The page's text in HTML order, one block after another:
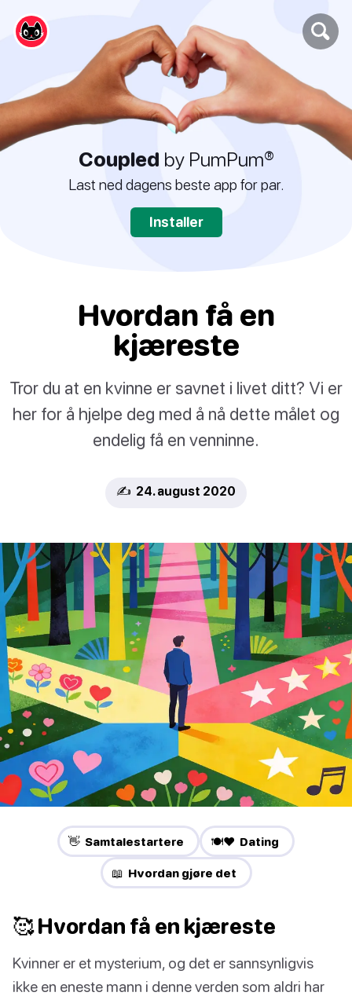
Coupled by PumPum®
Last ned dagens beste app for par.
Installer
Hvordan få en
kjæreste
Tror du at en kvinne er savnet i livet ditt? Vi er
her for å hjelpe deg med å nå dette målet og
endelig få en venninne.
✍️ 24. august 2020
👋 Samtalestartere 🍽️❤️ Dating
📖 Hvordan gjøre det
🥰 Hvordan få en kjæreste
Kvinner er et mysterium, og det er sannsynligvis
ikke en eneste mann i denne verden som aldri har